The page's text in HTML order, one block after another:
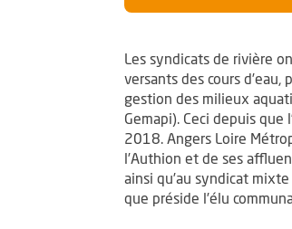
Les syndicats de rivière
versants des cours
gestion des milieux
Gemapi). Ceci depuis que
2018. Angers Loire
l’Authion et de ses
ainsi qu’au syndicat
que préside l’élu